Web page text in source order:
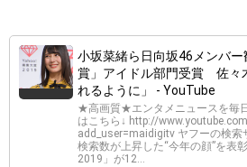
小坂菜緒ら日向坂46メンバ
賞」アイドル部門受賞 佐々
れるように」 - YouTube
★高画質★エンタメニュースを毎
はこちら↓ http://
add_user=maidigitv ヤフーの検索
検索数が上昇した“今年の顔”を表
2019」が12...